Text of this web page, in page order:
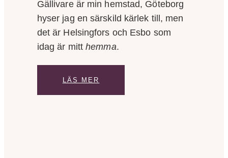
Gällivare är min hemstad, Göteborg
hyser jag en särskild kärlek till, men
det är Helsingfors och Esbo som
idag är mitthemma.
LÄS MER